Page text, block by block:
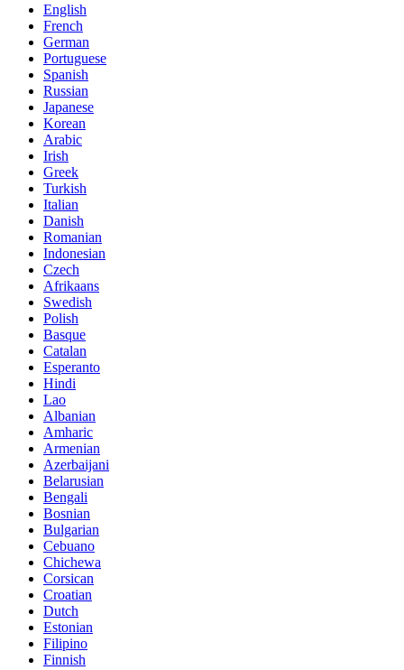
English
French
German
Portuguese
Spanish
Russian
Japanese
Korean
Arabic
Irish
Greek
Turkish
Italian
Danish
Romanian
Indonesian
Czech
Afrikaans
Swedish
Polish
Basque
Catalan
Esperanto
Hindi
Lao
Albanian
Amharic
Armenian
Azerbaijani
Belarusian
Bengali
Bosnian
Bulgarian
Cebuano
Chichewa
Corsican
Croatian
Dutch
Estonian
Filipino
Finnish